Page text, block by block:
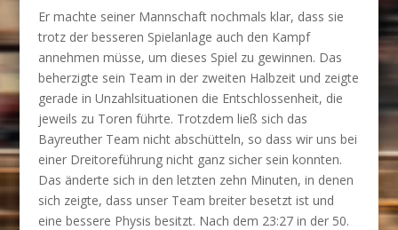
Er machte seiner Mannschaft nochmals klar, dass sie
trotz der besseren Spielanlage auch den Kampf
annehmen müsse, um dieses Spiel zu gewinnen. Das
beherzigte sein Team in der zweiten Halbzeit und zeigte
gerade in Unzahlsituationen die Entschlossenheit, die
jeweils zu Toren führte. Trotzdem ließ sich das
Bayreuther Team nicht abschütteln, so dass wir uns bei
einer Dreitoreführung nicht ganz sicher sein konnten.
Das änderte sich in den letzten zehn Minuten, in denen
sich zeigte, dass unser Team breiter besetzt ist und
eine bessere Physis besitzt. Nach dem 23:27 in der 50.